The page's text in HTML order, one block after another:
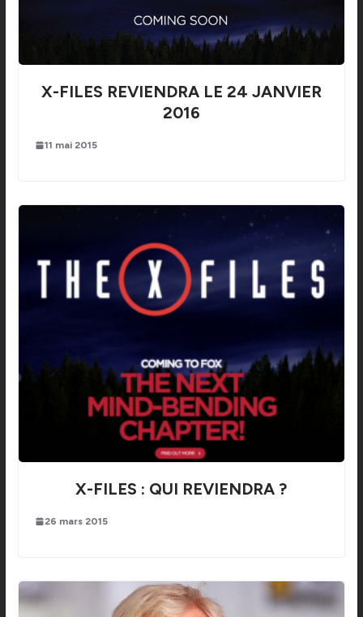
X-FILES REVIENDRA LE 24 JANVIER
2016
11 mai 2015
X-FILES : QUI REVIENDRA ?
26 mars 2015